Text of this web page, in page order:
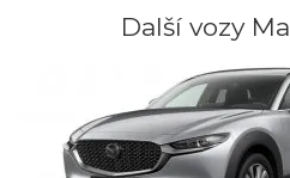
Další vozy